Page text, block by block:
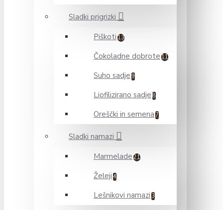
Sladki prigrizki
Piškoti 13
Čokoladne dobrote 11
Suho sadje 9
Liofilizirano sadje 8
Oreščki in semena 7
Sladki namazi
Marmelade 21
Želeji 4
Lešnikovi namazi 3